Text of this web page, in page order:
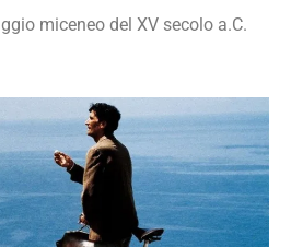
miceneo del XV secolo a.C.